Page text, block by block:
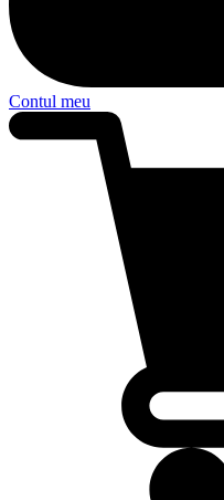
Contul meu